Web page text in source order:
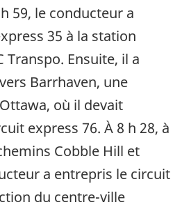
59, le conducteur a
35 à la station
Transpo. Ensuite, il a
Barrhaven, une
où il devait
express 76. À 8 h 28, à
Cobble Hill et
a entrepris le circuit
du centre-ville